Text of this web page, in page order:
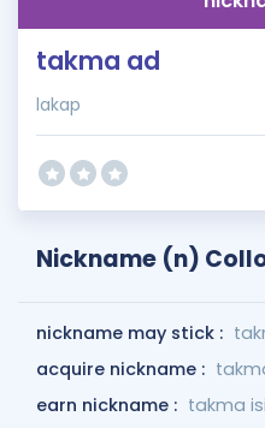
takma ad
lakap
Nickname (n)
nickname may stick :
acquire nickname :
earn nickname : takma